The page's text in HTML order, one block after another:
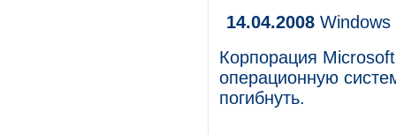
14.04.2008
Корпорация
операционную
погибнуть.